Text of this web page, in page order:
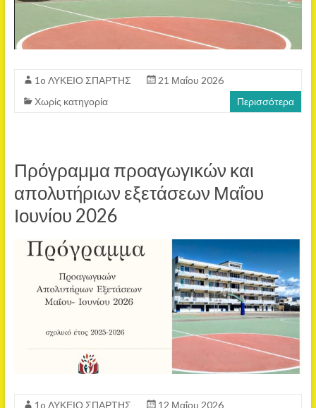
1o ΛΥΚΕΙΟ ΣΠΑΡΤΗΣ
21 Μαΐου 2026
Χωρίς κατηγορία
Περισσότερα
Πρόγραμμα προαγωγικών και
απολυτήριων εξετάσεων Μαΐου
Ιουνίου 2026
1o ΛΥΚΕΙΟ ΣΠΑΡΤΗΣ 12 Μαΐου 2026